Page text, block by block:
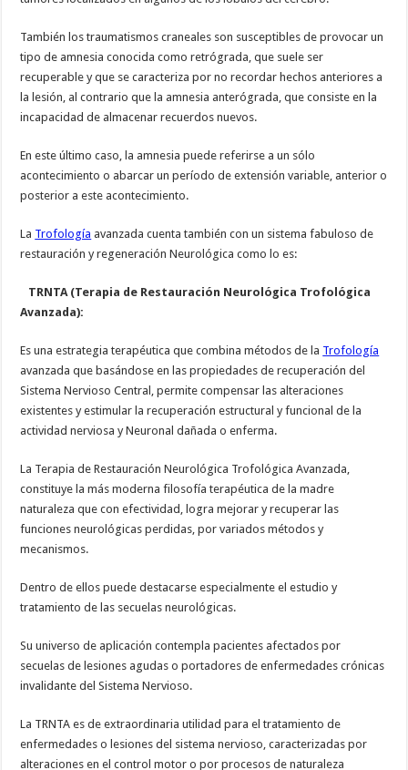
También los traumatismos craneales son susceptibles de provocar un
tipo de amnesia conocida como retrógrada, que suele ser
recuperable y que se caracteriza por no recordar hechos anteriores a
la lesión, al contrario que la amnesia anterógrada, que consiste en la
incapacidad de almacenar recuerdos nuevos.
En este último caso, la amnesia puede referirse a un sólo
acontecimiento o abarcar un período de extensión variable, anterior o
posterior a este acontecimiento.
La Trofología avanzada cuenta también con un sistema fabuloso de
restauración y regeneración Neurológica como lo es:
TRNTA (Terapia de Restauración Neurológica Trofológica
Avanzada):
Es una estrategia terapéutica que combina métodos de la Trofología
avanzada que basándose en las propiedades de recuperación del
Sistema Nervioso Central, permite compensar las alteraciones
existentes y estimular la recuperación estructural y funcional de la
actividad nerviosa y Neuronal dañada o enferma.
La Terapia de Restauración Neurológica Trofológica Avanzada,
constituye la más moderna filosofía terapéutica de la madre
naturaleza que con efectividad, logra mejorar y recuperar las
funciones neurológicas perdidas, por variados métodos y
mecanismos.
Dentro de ellos puede destacarse especialmente el estudio y
tratamiento de las secuelas neurológicas.
Su universo de aplicación contempla pacientes afectados por
secuelas de lesiones agudas o portadores de enfermedades crónicas
invalidante del Sistema Nervioso.
La TRNTA es de extraordinaria utilidad para el tratamiento de
enfermedades o lesiones del sistema nervioso, caracterizadas por
alteraciones en el control motor o por procesos de naturaleza